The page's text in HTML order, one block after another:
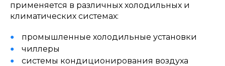
применяется в различных холодильных и
климатических системах:
промышленные холодильные установки
чиллеры
системы кондиционирования воздуха